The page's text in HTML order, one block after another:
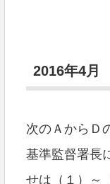
2016年4月
次のＡからＤ
基準監督署長
せは（１）～